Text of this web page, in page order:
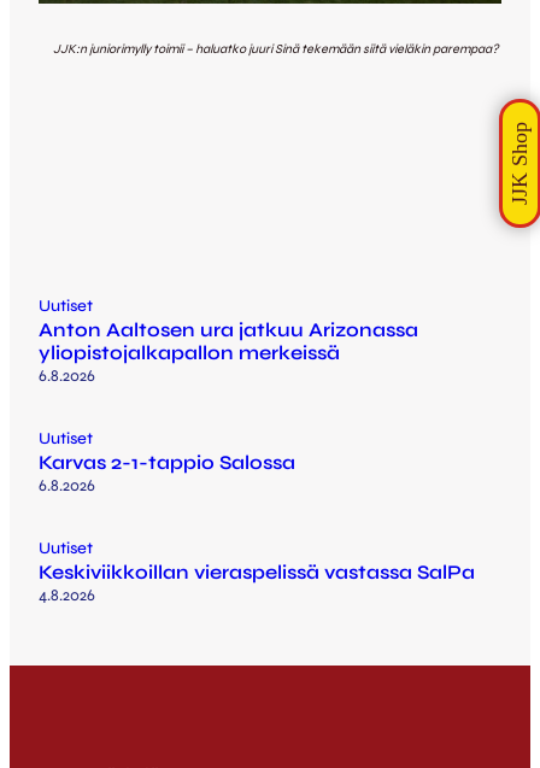
JJK:n juniorimylly toimii – haluatko juuri Sinä tekemään siitä vieläkin parempaa?
Uutiset
Anton Aaltosen ura jatkuu Arizonassa
yliopistojalkapallon merkeissä
6.8.2026
Uutiset
Karvas 2-1-tappio Salossa
6.8.2026
Uutiset
Keskiviikkoillan vieraspelissä vastassa SalPa
4.8.2026